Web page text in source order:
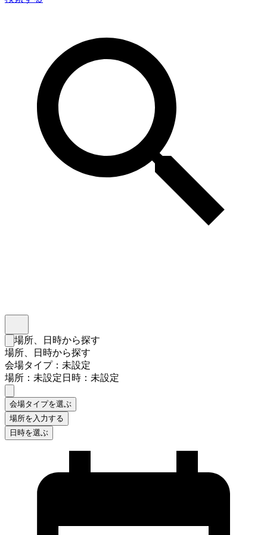
検索フォームを閉じる
場所、日時から探す
場所、日時から探す
会場タイプ：未設定
場所：未設定日時：未設定
会場タイプを選ぶ
場所を入力する
日時を選ぶ